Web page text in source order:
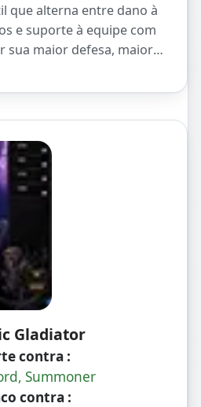
que alterna entre dano à
e suporte à equipe com
sua maior defesa, maior
Gladiator
contra :
Summoner
contra :